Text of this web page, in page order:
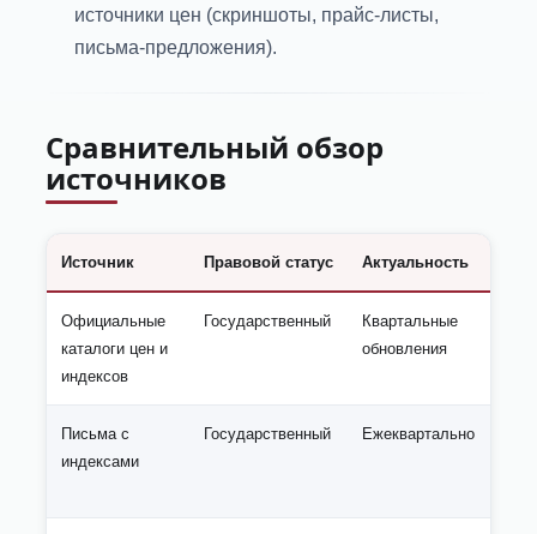
источники цен (скриншоты, прайс-листы,
письма-предложения).
Сравнительный обзор
источников
Источник Правовой статус Актуальность
Официальные
каталоги цен и
индексов
Государственный
Квартальные
обновления
Письма с
индексами
Государственный Ежеквартально